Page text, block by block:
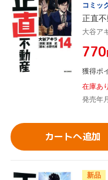
コミッ
正直
大谷ア
¥770
獲得ポ
在庫あり
発売年
カートへ追加
新品